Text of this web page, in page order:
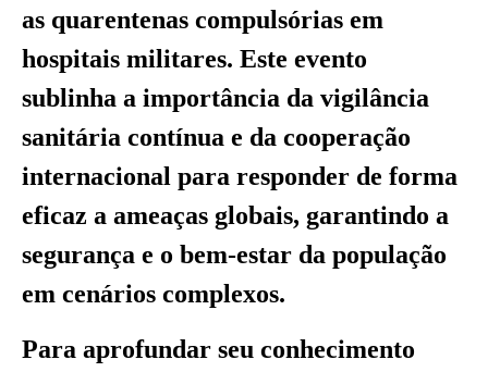
as quarentenas compulsórias em
hospitais militares. Este evento
sublinha a importância da vigilância
sanitária contínua e da cooperação
internacional para responder de forma
eficaz a ameaças globais, garantindo a
segurança e o bem-estar da população
em cenários complexos.
Para aprofundar seu conhecimento